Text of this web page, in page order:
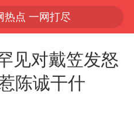
热点 一网打尽
见对戴笠发怒
陈诚干什